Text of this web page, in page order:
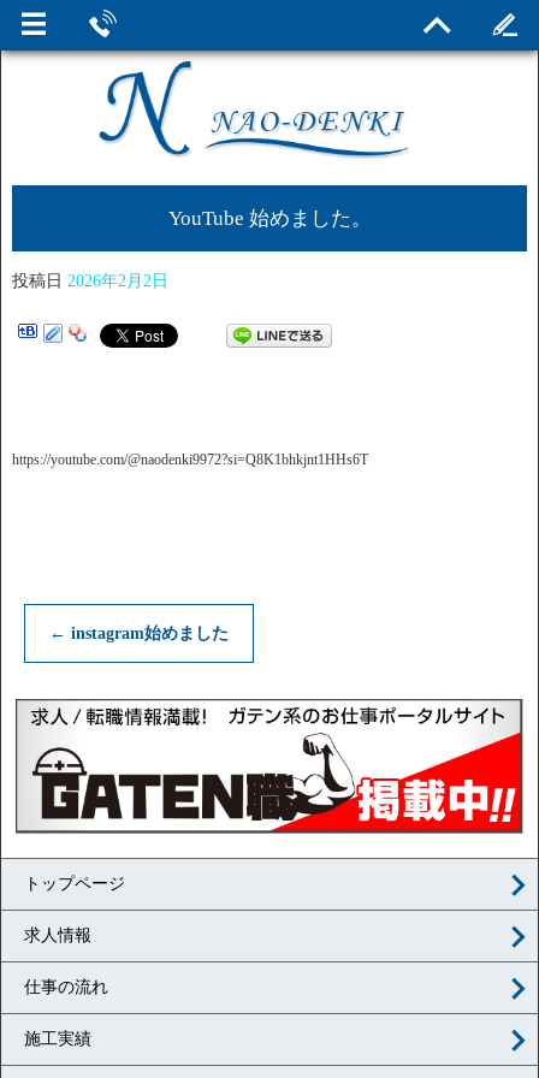
YouTube 始めました。
投稿日 2026年2月2日
https://youtube.com/@naodenki9972?si=Q8K1bhkjnt1HHs6T
← instagram始めました
トップページ
求人情報
仕事の流れ
施工実績